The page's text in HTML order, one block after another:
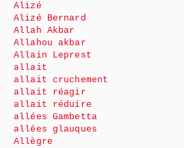
Alizé
Alizé Bernard
Allah Akbar
Allahou akbar
Allain Leprest
allait
allait cruchement
allait réagir
allait réduire
allées Gambetta
allées glauques
Allègre